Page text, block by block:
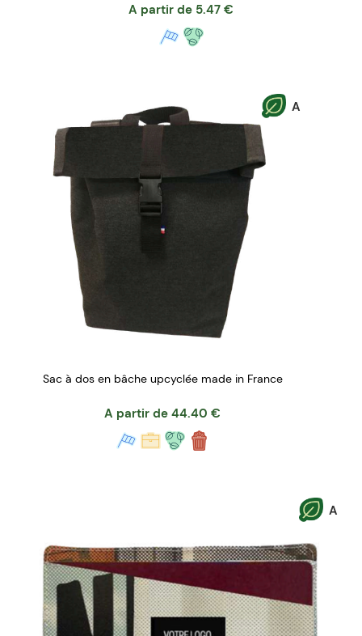
A partir de 5.47 €
A
Sac à dos en bâche upcyclée made in France
A partir de 44.40 €
A